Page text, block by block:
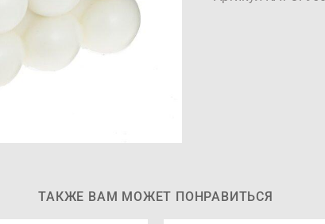
ТАКЖЕ ВАМ МОЖЕТ ПОНРАВИТЬСЯ